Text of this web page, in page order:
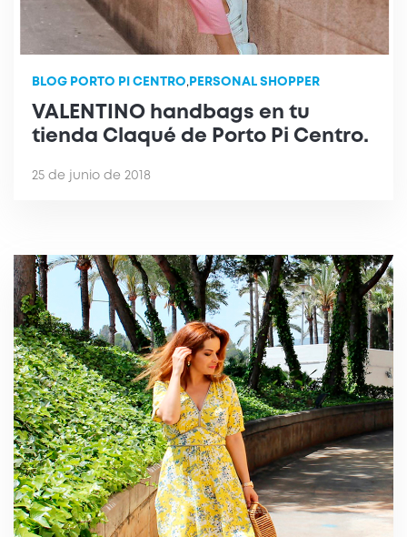
BLOG PORTO PI CENTRO, PERSONAL SHOPPER
VALENTINO handbags en tu
tienda Claqué de Porto Pi Centro.
25 de junio de 2018